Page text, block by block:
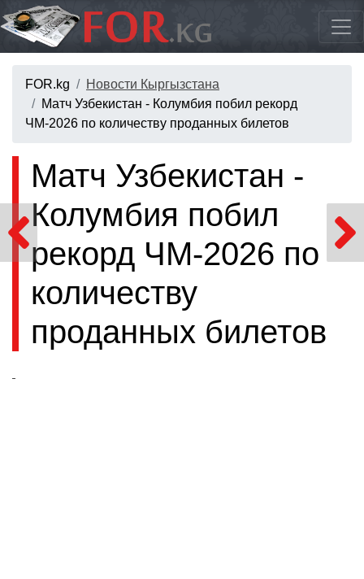
FOR.kg
Новости Кыргызстана
Матч Узбекистан - Колумбия побил рекорд
ЧМ-2026 по количеству проданных билетов
Матч Узбекистан -
Колумбия побил
рекорд ЧМ-2026 по
количеству
проданных билетов